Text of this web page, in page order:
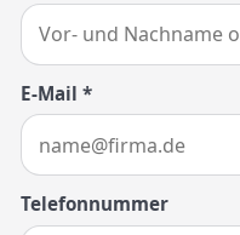
E-Mail *
Telefonnummer